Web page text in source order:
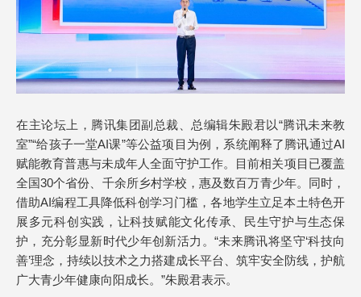
在主论坛上，腾讯集团副总裁、总编辑朱殿君以“腾讯未来教
室”“给孩子一堂AI课”等公益项目为例，系统阐释了腾讯通过AI
赋能教育普惠与未成年人全面守护工作。目前相关项目已覆盖
全国30个省份、千余所乡村学校，惠及数百万青少年。同时，
借助AI编程工具降低科创学习门槛，各地学生立足本土特色开
展多元科创实践，让科技赋能文化传承、民生守护与生态保
护，充分彰显新时代少年创新活力。“未来腾讯将坚守‘科技向
善’理念，持续以技术之力搭建成长平台、筑牢安全防线，护航
广大青少年健康向阳成长。”朱殿君表示。